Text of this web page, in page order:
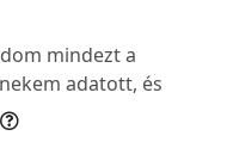
mindezt a
adatott, és